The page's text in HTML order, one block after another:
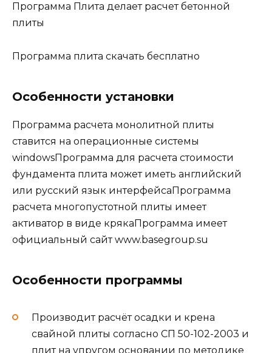
Программа Плита делает расчет бетонной
плиты
Программа плита скачать бесплатно
Особенности установки
Программа расчета монолитной плиты
ставится на операционные системы
windowsПрограмма для расчета стоимости
фундамента плита может иметь английский
или русский язык интерфейсаПрограмма
расчета многопустотной плиты имеет
активатор в виде крякаПрограмма имеет
официальный сайт www.basegroup.su
Особенности программы
Производит расчёт осадки и крена
свайной плиты согласно СП 50-102-2003 и
плит на упругом основании по методике